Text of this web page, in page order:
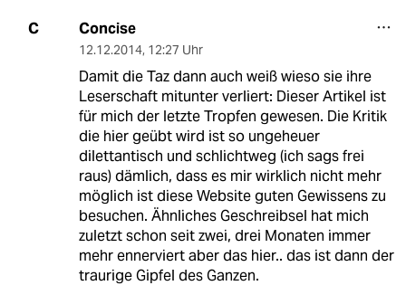
C Concise
12.12.2014, 12:27 Uhr
Damit die Taz dann auch weiß wieso sie ihre
Leserschaft mitunter verliert: Dieser Artikel ist
für mich der letzte Tropfen gewesen. Die Kritik
die hier geübt wird ist so ungeheuer
dilettantisch und schlichtweg (ich sags frei
raus) dämlich, dass es mir wirklich nicht mehr
möglich ist diese Website guten Gewissens zu
besuchen. Ähnliches Geschreibsel hat mich
zuletzt schon seit zwei, drei Monaten immer
mehr ennerviert aber das hier.. das ist dann der
traurige Gipfel des Ganzen.